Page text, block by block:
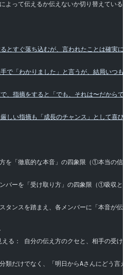
よって伝えるか伝えないか切り替えている}
とすぐ落ち込むが、言われたことは確実に
で「わかりました」と言うが、結局いつも
、指摘をすると「でも、それは〜だからで
しい指摘も「成長のチャンス」として喜び
を「徹底的な本音」の四象限（①本当の
バーを「受け取り方」の四象限（①吸収
タンスを踏まえ、各メンバーに「本音が
える： 自分の伝え方のクセと、相手の受
類だけでなく、「明日からAさんにどう言